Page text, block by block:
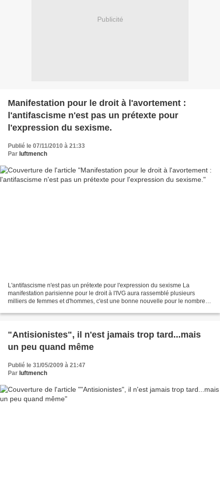
Publicité
Manifestation pour le droit à l'avortement :
l'antifascisme n'est pas un prétexte pour
l'expression du sexisme.
Publié le 07/11/2010 à 21:33
Par luftmench
L'antifascisme n'est pas un prétexte pour l'expression du sexisme La
manifestation parisienne pour le droit à l'IVG aura rassemblé plusieurs
milliers de femmes et d'hommes, c'est une bonne nouvelle pour le nombre,
"Antisionistes", il n'est jamais trop tard...mais
un peu quand même
Publié le 31/05/2009 à 21:47
Par luftmench